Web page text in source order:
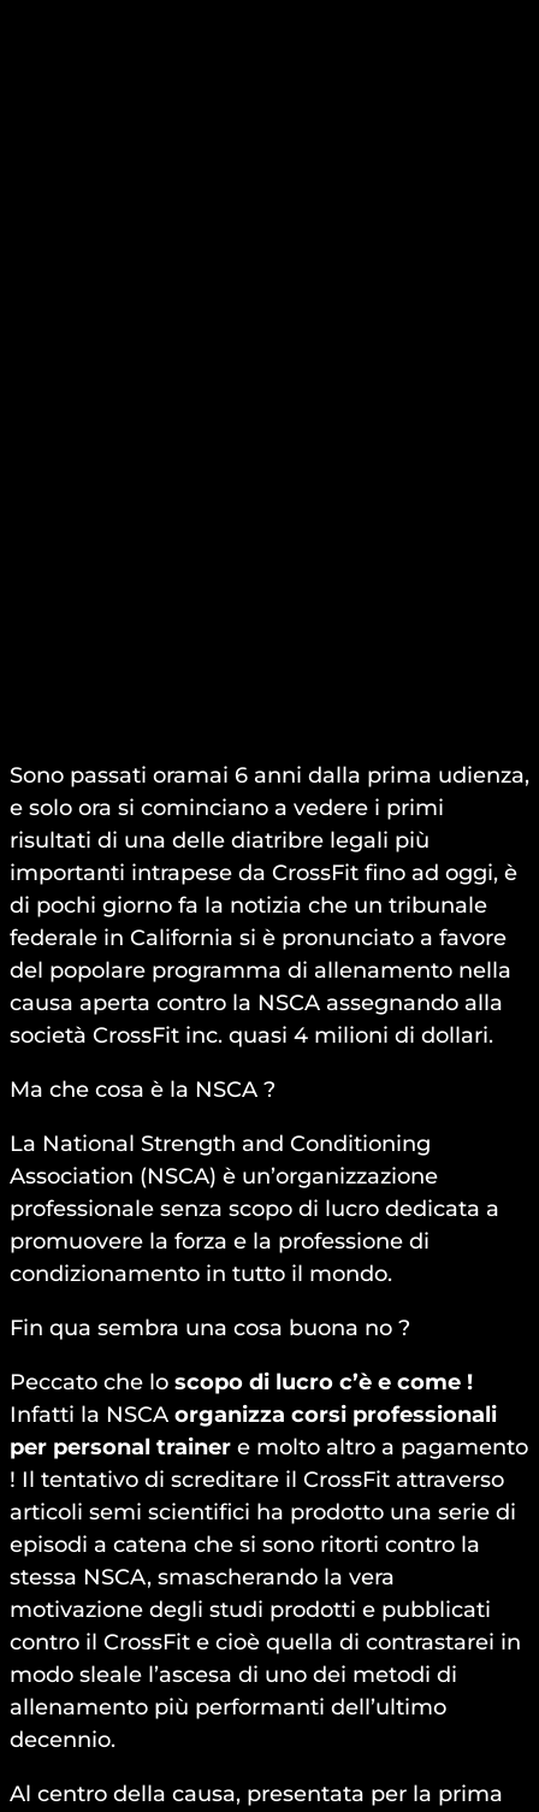
Sono passati oramai 6 anni dalla prima udienza,
e solo ora si cominciano a vedere i primi
risultati di una delle diatribre legali più
importanti intrapese da CrossFit fino ad oggi, è
di pochi giorno fa la notizia che un tribunale
federale in California si è pronunciato a favore
del popolare programma di allenamento nella
causa aperta contro la NSCA assegnando alla
società CrossFit inc. quasi 4 milioni di dollari.
Ma che cosa è la NSCA ?
La National Strength and Conditioning
Association (NSCA) è un’organizzazione
professionale senza scopo di lucro dedicata a
promuovere la forza e la professione di
condizionamento in tutto il mondo.
Fin qua sembra una cosa buona no ?
Peccato che lo scopo di lucro c’è e come !
Infatti la NSCA organizza corsi professionali
per personal trainer e molto altro a pagamento
! Il tentativo di screditare il CrossFit attraverso
articoli semi scientifici ha prodotto una serie di
episodi a catena che si sono ritorti contro la
stessa NSCA, smascherando la vera
motivazione degli studi prodotti e pubblicati
contro il CrossFit e cioè quella di contrastarei in
modo sleale l’ascesa di uno dei metodi di
allenamento più performanti dell’ultimo
decennio.
Al centro della causa, presentata per la prima